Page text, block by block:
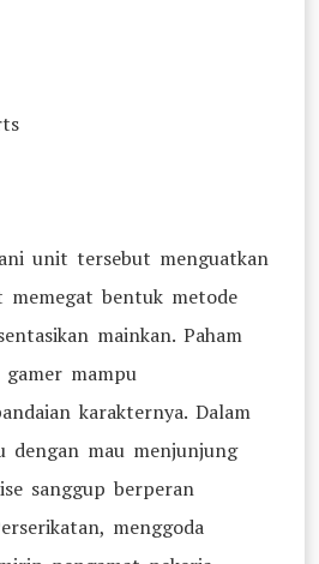
unit tersebut menguatkan
memegat bentuk metode
mainkan. Paham
gamer mampu
karakternya. Dalam
dengan mau menjunjung
sanggup berperan
menggoda